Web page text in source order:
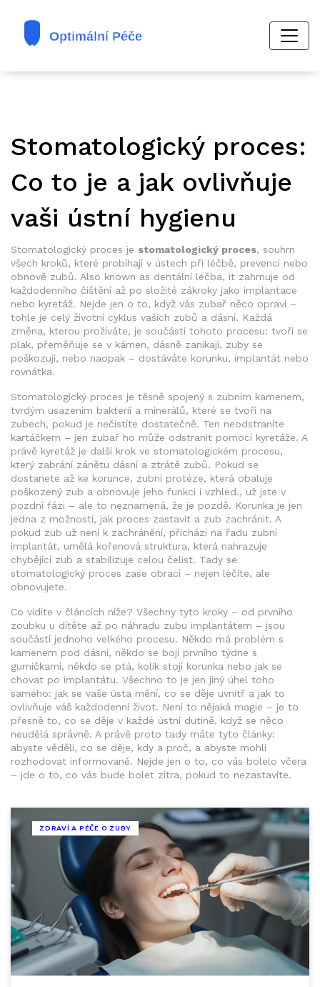
Stomatologický proces:
Co to je a jak ovlivňuje
vaši ústní hygienu
Stomatologický proces je stomatologický proces, souhrn
všech kroků, které probíhají v ústech při léčbě, prevenci nebo
obnově zubů. Also known as dentální léčba, it zahrnuje od
každodenního čištění až po složité zákroky jako implantace
nebo kyretáž. Nejde jen o to, když vás zubař něco opraví –
tohle je celý životní cyklus vašich zubů a dásní. Každá
změna, kterou prožíváte, je součástí tohoto procesu: tvoří se
plak, přeměňuje se v kámen, dásně zanikají, zuby se
poškozují, nebo naopak – dostáváte korunku, implantát nebo
rovnátka.
Stomatologický proces je těsně spojený s zubním kamenem,
tvrdým usazením bakterií a minerálů, které se tvoří na
zubech, pokud je nečistíte dostatečně. Ten neodstraníte
kartáčkem – jen zubař ho může odstranit pomocí kyretáže. A
právě kyretáž je další krok ve stomatologickém procesu,
který zabrání zánětu dásní a ztrátě zubů. Pokud se
dostanete až ke korunce, zubní protéze, která obaluje
poškozený zub a obnovuje jeho funkci i vzhled., už jste v
pozdní fázi – ale to neznamená, že je pozdě. Korunka je jen
jedna z možností, jak proces zastavit a zub zachránit. A
pokud zub už není k zachránění, přichází na řadu zubní
implantát, umělá kořenová struktura, která nahrazuje
chybějící zub a stabilizuje celou čelist. Tady se
stomatologický proces zase obrací – nejen léčíte, ale
obnovujete.
Co vidíte v článcích níže? Všechny tyto kroky – od prvního
zoubku u dítěte až po náhradu zubu implantátem – jsou
součástí jednoho velkého procesu. Někdo má problém s
kamenem pod dásní, někdo se bojí prvního týdne s
gumičkami, někdo se ptá, kolik stojí korunka nebo jak se
chovat po implantátu. Všechno to je jen jiný úhel toho
samého: jak se vaše ústa mění, co se děje uvnitř a jak to
ovlivňuje váš každodenní život. Není to nějaká magie – je to
přesně to, co se děje v každé ústní dutině, když se něco
neudělá správně. A právě proto tady máte tyto články:
abyste věděli, co se děje, kdy a proč, a abyste mohli
rozhodovat informovaně. Nejde jen o to, co vás bolelo včera
– jde o to, co vás bude bolet zítra, pokud to nezastavíte.
ZDRAVÍ A PÉČE O ZUBY